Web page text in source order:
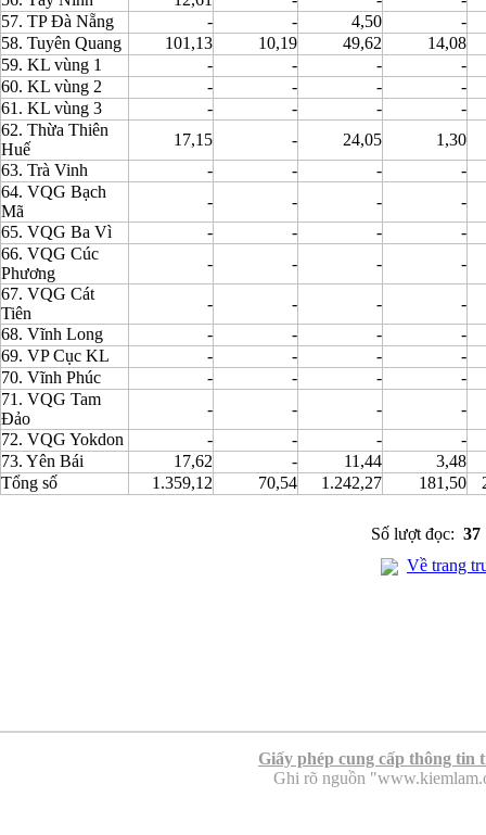
57. TP Đà Nẵng
- - 4,50
-
58. Tuyên Quang
101,13 10,19 49,62
14,08
59. KL vùng 1
- - -
-
60. KL vùng 2
- - -
-
61. KL vùng 3
- - -
-
62. Thừa Thiên
Huế
17,15 - 24,05
1,30
63. Trà Vinh
- - -
-
64. VQG Bạch
Mã
- - -
-
65. VQG Ba Vì
- - -
-
66. VQG Cúc
Phương
- - -
-
67. VQG Cát
Tiên
- - -
-
68. Vĩnh Long
- - -
-
69. VP Cục KL
- - -
-
70. Vĩnh Phúc
- - -
-
71. VQG Tam
Đảo
- - -
-
72. VQG Yokdon
- - -
-
73. Yên Bái
17,62 - 11,44
3,48
Tổng số
1.359,12 70,54 1.242,27 181,50
Số lượt đọc: 37
Về trang
Giấy phép cung cấp thông tin
Ghi rõ nguồn